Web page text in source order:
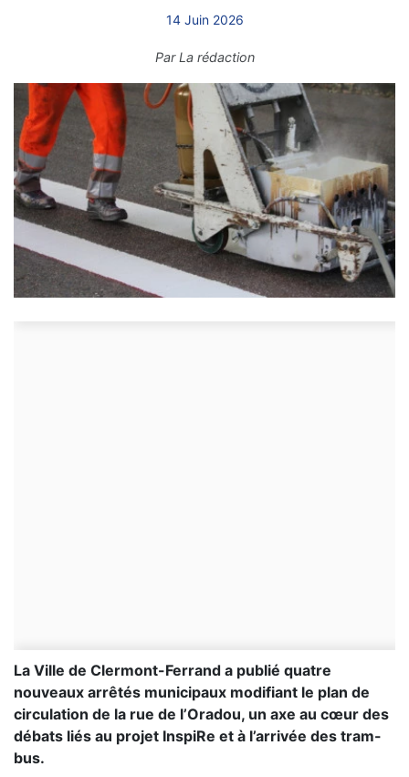
14 Juin 2026
ParLa rédaction
La Ville de Clermont-Ferrand a publié quatre
nouveaux arrêtés municipaux modifiant le plan de
circulation de la rue de l’Oradou, un axe au cœur des
débats liés au projet InspiRe et à l’arrivée des tram-
bus.